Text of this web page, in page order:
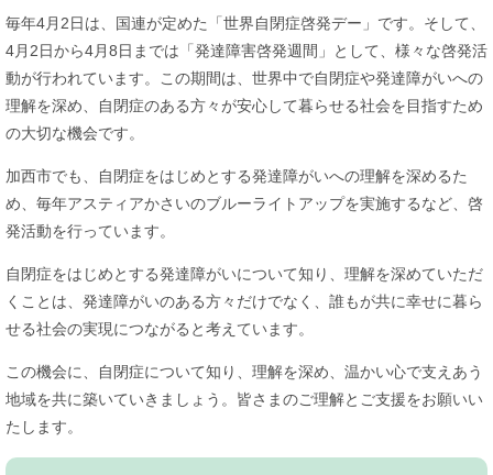
毎年4月2日は、国連が定めた「世界自閉症啓発デー」です。そして、
4月2日から4月8日までは「発達障害啓発週間」として、様々な啓発活
動が行われています。この期間は、世界中で自閉症や発達障がいへの
理解を深め、自閉症のある方々が安心して暮らせる社会を目指すため
の大切な機会です。
加西市でも、自閉症をはじめとする発達障がいへの理解を深めるた
め、毎年アスティアかさいのブルーライトアップを実施するなど、啓
発活動を行っています。
自閉症をはじめとする発達障がいについて知り、理解を深めていただ
くことは、発達障がいのある方々だけでなく、誰もが共に幸せに暮ら
せる社会の実現につながると考えています。
この機会に、自閉症について知り、理解を深め、温かい心で支えあう
地域を共に築いていきましょう。皆さまのご理解とご支援をお願いい
たします。